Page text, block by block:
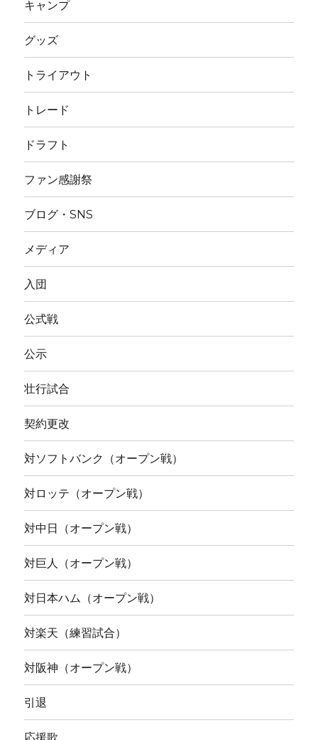
キャンプ
グッズ
トライアウト
トレード
ドラフト
ファン感謝祭
ブログ・SNS
メディア
入団
公式戦
公示
壮行試合
契約更改
対ソフトバンク（オープン戦）
対ロッテ（オープン戦）
対中日（オープン戦）
対巨人（オープン戦）
対日本ハム（オープン戦）
対楽天（練習試合）
対阪神（オープン戦）
引退